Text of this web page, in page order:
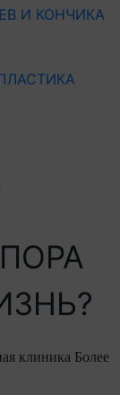
И КОНЧИКА
клиника Более